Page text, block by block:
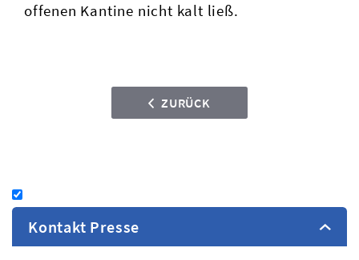
offenen Kantine nicht kalt ließ.
ZURÜCK
Kontakt Presse